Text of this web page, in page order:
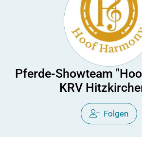
Pferde-Showteam
KRV
Folgen